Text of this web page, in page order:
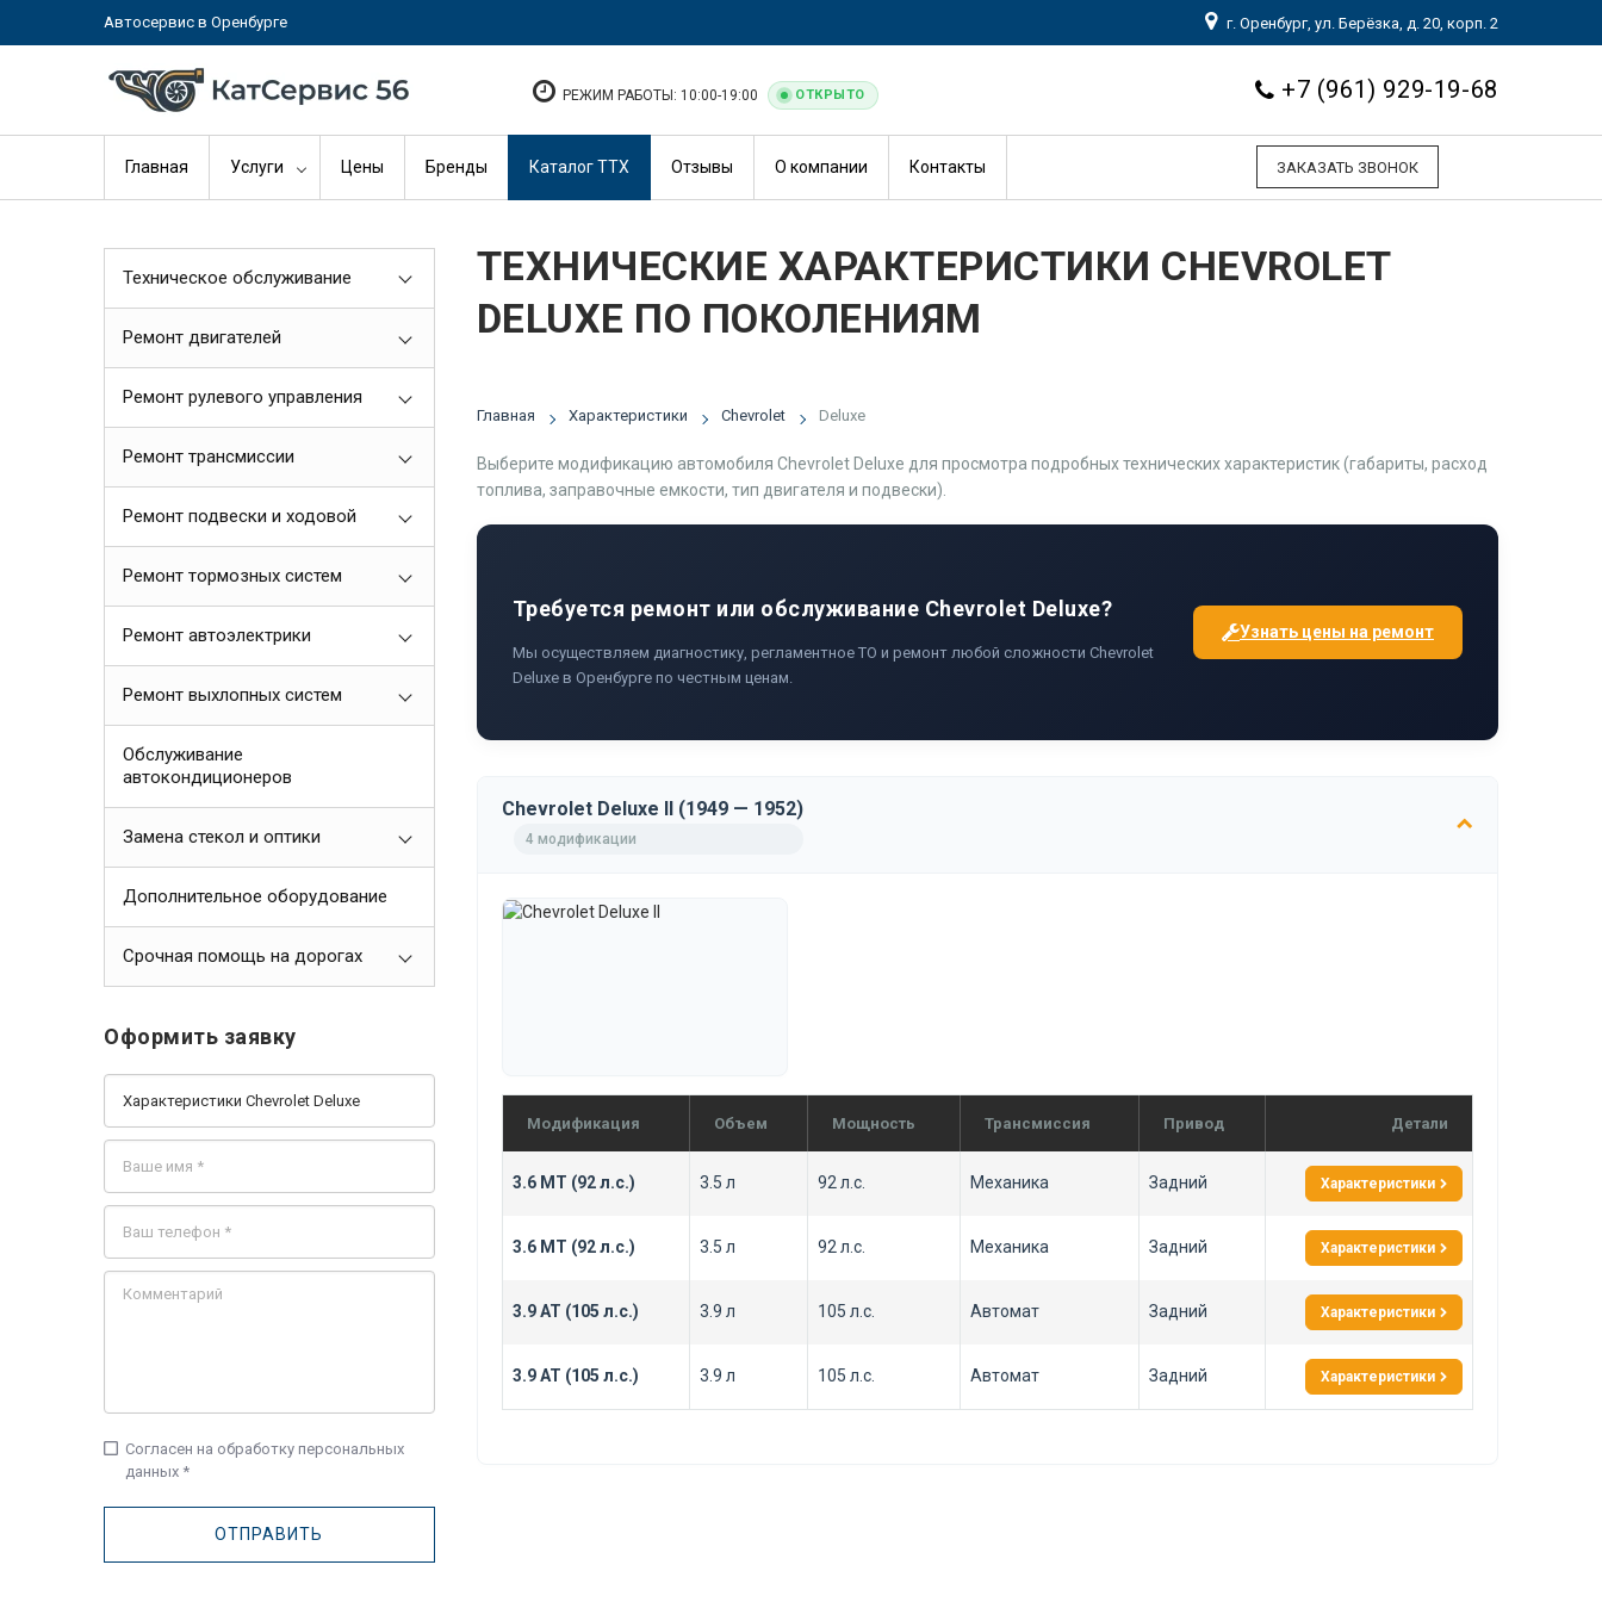
Автосервис в Оренбурге г. Оренбург, ул. Берёзка, д. 20, корп. 2
+7 (961) 929-19-68
РЕЖИМ РАБОТЫ: 10:00-19:00 ОТКРЫТО
ЗАКАЗАТЬ ЗВОНОК
Главная Услуги Цены Бренды Каталог ТТХ Отзывы О компании Контакты
ТЕХНИЧЕСКИЕ ХАРАКТЕРИСТИКИ CHEVROLET
DELUXE ПО ПОКОЛЕНИЯМ
Главная Характеристики Chevrolet Deluxe
Выберите модификацию автомобиля Chevrolet Deluxe для просмотра подробных технических характеристик (габариты, расход
топлива, заправочные емкости, тип двигателя и подвески).
Требуется ремонт или обслуживание Chevrolet Deluxe?
Мы осуществляем диагностику, регламентное ТО и ремонт любой сложности Chevrolet
Deluxe в Оренбурге по честным ценам.
Узнать цены на ремонт
Chevrolet Deluxe II (1949 — 1952)
4 модификации
Модификация Объем Мощность Трансмиссия Привод Детали
3.6 MT (92 л.с.) 3.5 л 92 л.с. Механика Задний Характеристики
3.6 MT (92 л.с.) 3.5 л 92 л.с. Механика Задний Характеристики
3.9 AT (105 л.с.) 3.9 л 105 л.с. Автомат Задний Характеристики
3.9 AT (105 л.с.) 3.9 л 105 л.с. Автомат Задний Характеристики
Техническое обслуживание
Ремонт двигателей
Ремонт рулевого управления
Ремонт трансмиссии
Ремонт подвески и ходовой
Ремонт тормозных систем
Ремонт автоэлектрики
Ремонт выхлопных систем
Обслуживание
автокондиционеров
Замена стекол и оптики
Дополнительное оборудование
Срочная помощь на дорогах
Оформить заявку
check_box_outline_blank Согласен на обработку персональных
данных *